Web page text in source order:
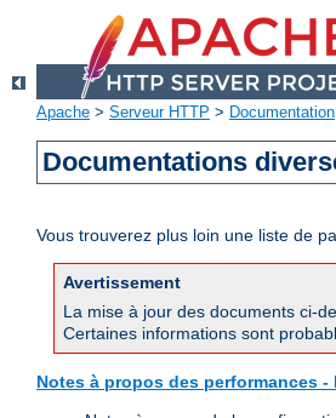
Apache > Serveur HTTP > Documentation
Documentations
Vous trouverez plus loin une liste de
Avertissement
La mise à jour des documents ci-
Certaines informations sont
Notes à propos des performances